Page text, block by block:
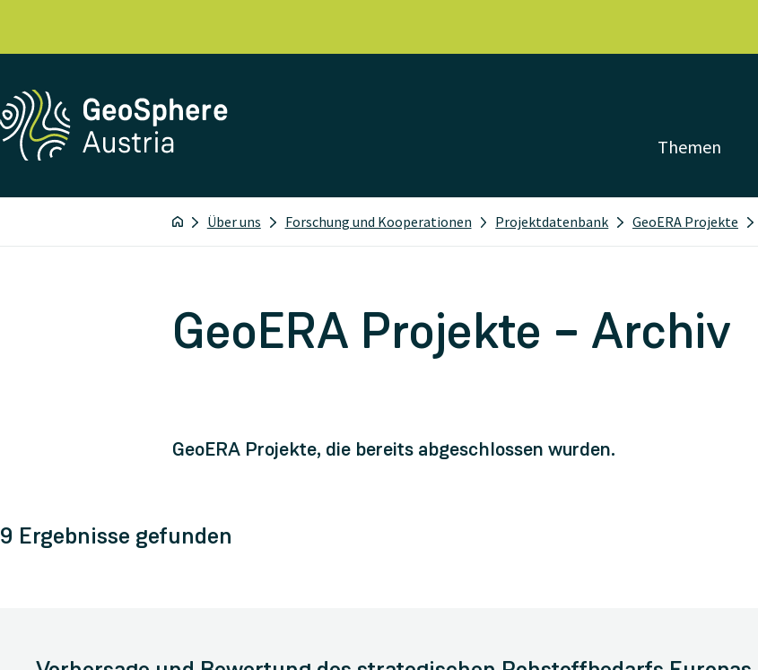
Themen
Über uns Forschung und Kooperationen Projektdatenbank GeoERA Projekte
GeoERA Projekte – Archiv
GeoERA Projekte, die bereits abgeschlossen wurden.
9 Ergebnisse gefunden